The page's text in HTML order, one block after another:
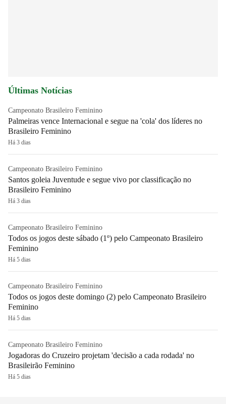
Últimas Notícias
Campeonato Brasileiro Feminino
Palmeiras vence Internacional e segue na 'cola' dos líderes no
Brasileiro Feminino
Há 3 dias
Campeonato Brasileiro Feminino
Santos goleia Juventude e segue vivo por classificação no
Brasileiro Feminino
Há 3 dias
Campeonato Brasileiro Feminino
Todos os jogos deste sábado (1º) pelo Campeonato Brasileiro
Feminino
Há 5 dias
Campeonato Brasileiro Feminino
Todos os jogos deste domingo (2) pelo Campeonato Brasileiro
Feminino
Há 5 dias
Campeonato Brasileiro Feminino
Jogadoras do Cruzeiro projetam 'decisão a cada rodada' no
Brasileirão Feminino
Há 5 dias